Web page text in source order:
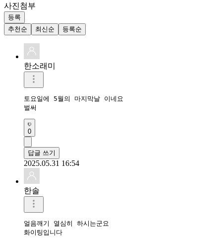
사진첨부
등록
추천순
최신순 등록순
한소래미
토요일에 5월의 마지막날 이네요
벌써
0
답글 쓰기
2025.05.31 16:54
한솔
얼음깨기 열심히 하시는군요
화이팅입니다